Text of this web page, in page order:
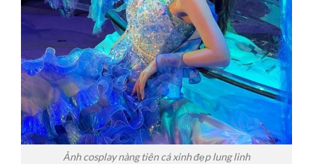
Ảnh cosplay nàng tiên cá xinh đẹp lung linh